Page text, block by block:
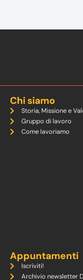
Chi siamo
Storia, Missione e
Gruppo di lavoro
Come lavoriamo
Appuntamenti
Iscriviti!
Archivio newsletter